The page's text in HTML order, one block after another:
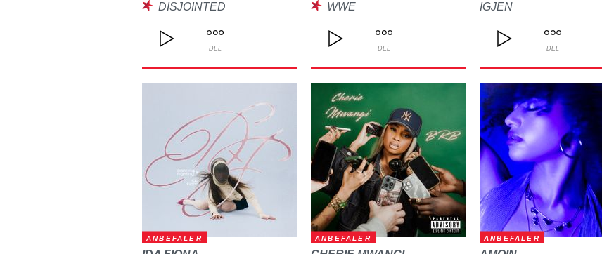
DISJOINTED
DEL
WWE
DEL
IGJEN
DEL
ANBEFALER ANBEFALER ANBEFALER